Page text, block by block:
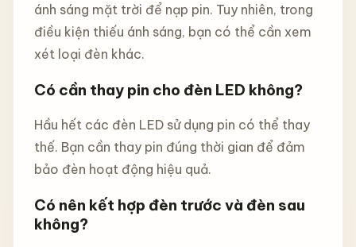
ánh sáng mặt trời để nạp pin. Tuy nhiên, trong
điều kiện thiếu ánh sáng, bạn có thể cần xem
xét loại đèn khác.
Có cần thay pin cho đèn LED không?
Hầu hết các đèn LED sử dụng pin có thể thay
thế. Bạn cần thay pin đúng thời gian để đảm
bảo đèn hoạt động hiệu quả.
Có nên kết hợp đèn trước và đèn sau
không?